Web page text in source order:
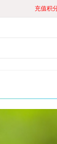
充值积